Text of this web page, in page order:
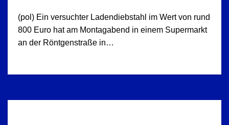
(pol) Ein versuchter Ladendiebstahl im Wert von rund
800 Euro hat am Montagabend in einem Supermarkt
an der Röntgenstraße in…